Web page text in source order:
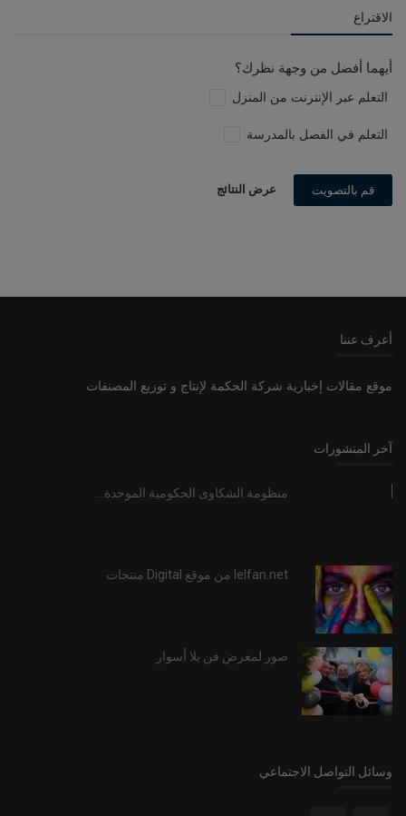
الاقتراع
أيهما أفضل من وجهة نظرك؟
التعلم عبر الإنترنت من المنزل
التعلم في الفصل بالمدرسة
قم بالتصويت عرض النتائج
أعرف عننا
موقع مقالات إخبارية شركة الحكمة لإنتاج و توزيع المصنفات
آخر المنشورات
منظومة الشكاوى الحكومية الموحدة...
lelfan.net من موقع Digital منتجات
صور لمعرض فن بلا أسوار
وسائل التواصل الاجتماعي